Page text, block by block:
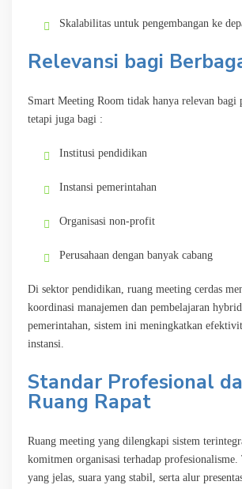
Skalabilitas untuk pengembangan ke
Relevansi bagi
Smart Meeting Room tidak hanya relevan bagi
tetapi juga bagi :
Institusi pendidikan
Instansi pemerintahan
Organisasi non-profit
Perusahaan dengan banyak cabang
Di sektor pendidikan, ruang meeting cerdas
koordinasi manajemen dan pembelajaran
pemerintahan, sistem ini meningkatkan
instansi.
Standar Profesional
Ruang Rapat
Ruang meeting yang dilengkapi sistem
komitmen organisasi terhadap
yang jelas, suara yang stabil, serta alur